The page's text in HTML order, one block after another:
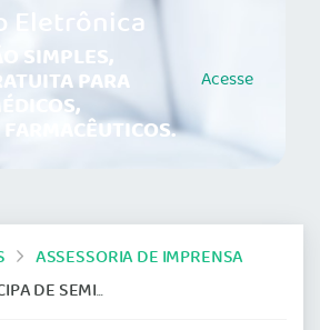
Eletrônica
SIMPLES,
PARA Acesse
ASSESSORIA DE IMPRENSA
NO MUNICÍPIO DE CRUZEIRO DO SUL